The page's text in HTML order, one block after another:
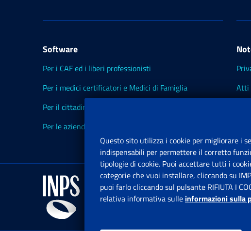
Software
Per i CAF ed i liberi professionisti
Per i medici certificatori e Medici di Famiglia
Per il cittadino
Per le aziende ed i Consulenti
Atti
Questo sito utilizza i cookie per migliorare i
indispensabili per permettere il corretto
tipologie di cookie. Puoi accettare tutti i
categorie che vuoi installare, cliccando su
puoi farlo cliccando sul pulsante RIFIUTA I
relativa informativa sulle informazioni sulla